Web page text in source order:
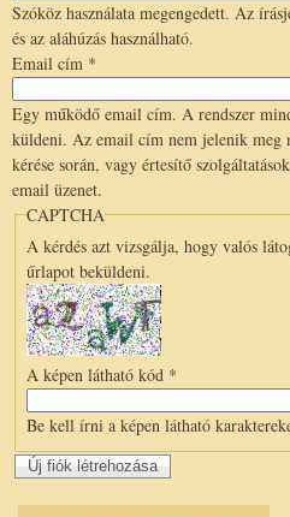
Szóköz használata megengedett. Az
és az aláhúzás használható.
Email cím *
Egy működő email cím. A rendszer
küldeni. Az email cím nem jelenik meg
kérése során, vagy értesítő
email üzenet.
CAPTCHA
A kérdés azt vizsgálja, hogy valós
űrlapot beküldeni.
A képen látható kód *
Be kell írni a képen látható